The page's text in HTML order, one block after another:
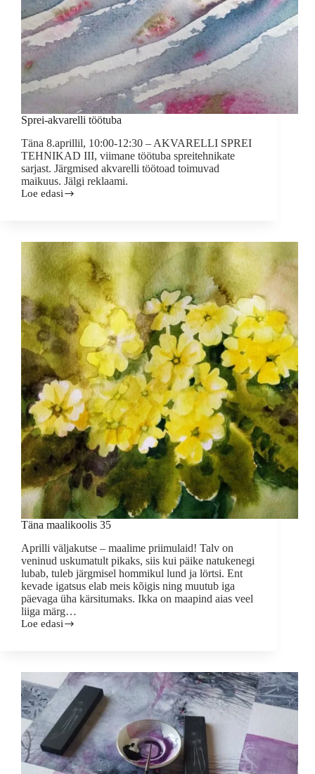
Sprei-akvarelli töötuba
Täna 8.aprillil, 10:00-12:30 – AKVARELLI SPREI
TEHNIKAD III, viimane töötuba spreitehnikate
sarjast. Järgmised akvarelli töötoad toimuvad
maikuus. Jälgi reklaami.
Loe edasi
Sprei-
Täna maalikoolis 35
Aprilli väljakutse – maalime priimulaid! Talv on
veninud uskumatult pikaks, siis kui päike natukenegi
lubab, tuleb järgmisel hommikul lund ja lörtsi. Ent
kevade igatsus elab meis kõigis ning muutub iga
päevaga üha kärsitumaks. Ikka on maapind aias veel
liiga märg…
Loe edasi
Täna